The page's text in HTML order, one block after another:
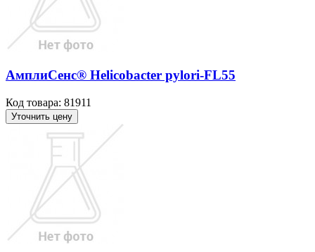
АмплиСенс® Helicobacter pylori-FL55
Код товара: 81911
Уточнить цену